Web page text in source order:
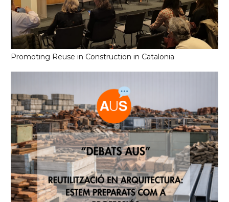
Promoting Reuse in Construction in Catalonia